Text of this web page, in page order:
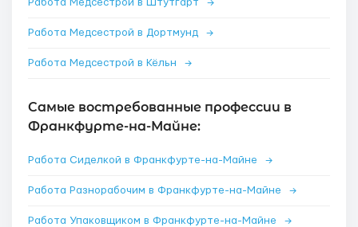
Работа Медсестрой в Штутгарт →
Работа Медсестрой в Дортмунд →
Работа Медсестрой в Кёльн →
Самые востребованные профессии в
Франкфурте-на-Майне:
Работа Сиделкой в Франкфурте-на-Майне →
Работа Разнорабочим в Франкфурте-на-Майне →
Работа Упаковщиком в Франкфурте-на-Майне →